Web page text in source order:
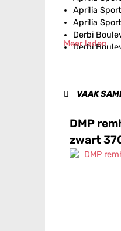
Aprilia
Aprilia
Derbi
Derbi
Gilera
Gilera
Gilera
Gilera
Gilera
Gilera
Meer laden
VAAK
DMP
zwart